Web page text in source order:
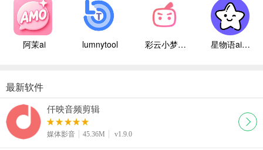
阿茉ai lumnytool 彩云小梦国际版 星物语ai聊天
最新软件
仟映音频剪辑
媒体影音 45.36M v1.9.0